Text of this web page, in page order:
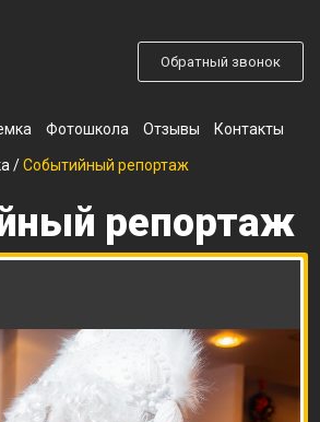
Обратный звонок
Фотошкола Отзывы Контакты
/Событийный репортаж
репортаж